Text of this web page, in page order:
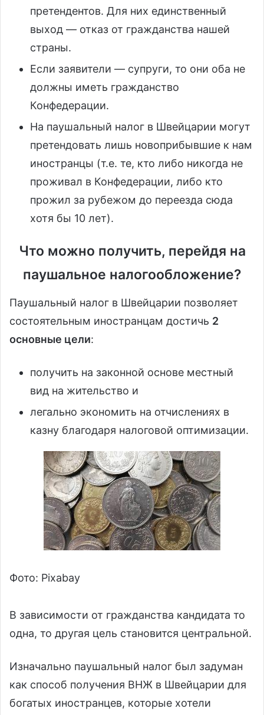
претендентов. Для них единственный
выход — отказ от гражданства нашей
страны.
Если заявители — супруги, то они оба не
должны иметь гражданство
Конфедерации.
На паушальный налог в Швейцарии могут
претендовать лишь новоприбывшие к нам
иностранцы (т.е. те, кто либо никогда не
проживал в Конфедерации, либо кто
прожил за рубежом до переезда сюда
хотя бы 10 лет).
Что можно получить, перейдя на
паушальное налогообложение?
Паушальный налог в Швейцарии позволяет
состоятельным иностранцам достичь 2
основные цели:
получить на законной основе местный
вид на жительство и
легально экономить на отчислениях в
казну благодаря налоговой оптимизации.
Фото: Pixаbay
В зависимости от гражданства кандидата то
одна, то другая цель становится центральной.
Изначально паушальный налог был задуман
как способ получения ВНЖ в Швейцарии для
богатых иностранцев, которые хотели